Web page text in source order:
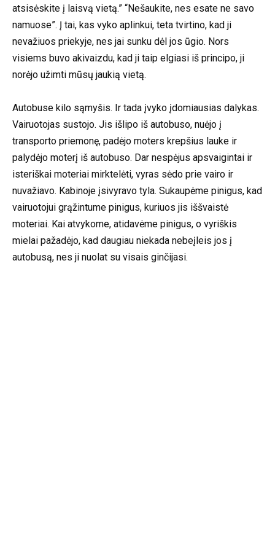
atsisėskite į laisvą vietą.” “Nešaukite, nes esate ne savo
namuose”. Į tai, kas vyko aplinkui, teta tvirtino, kad ji
nevažiuos priekyje, nes jai sunku dėl jos ūgio. Nors
visiems buvo akivaizdu, kad ji taip elgiasi iš principo, ji
norėjo užimti mūsų jaukią vietą.
Autobuse kilo sąmyšis. Ir tada įvyko įdomiausias dalykas.
Vairuotojas sustojo. Jis išlipo iš autobuso, nuėjo į
transporto priemonę, padėjo moters krepšius lauke ir
palydėjo moterį iš autobuso. Dar nespėjus apsvaigintai ir
isteriškai moteriai mirktelėti, vyras sėdo prie vairo ir
nuvažiavo. Kabinoje įsivyravo tyla. Sukaupėme pinigus, kad
vairuotojui grąžintume pinigus, kuriuos jis iššvaistė
moteriai. Kai atvykome, atidavėme pinigus, o vyriškis
mielai pažadėjo, kad daugiau niekada nebeįleis jos į
autobusą, nes ji nuolat su visais ginčijasi.